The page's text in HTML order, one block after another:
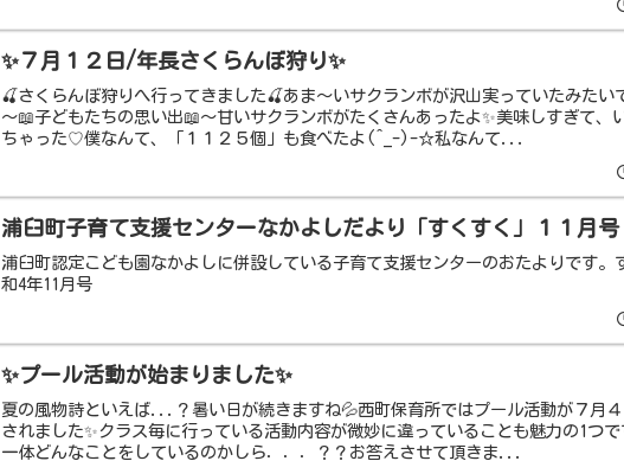
✨７月１２日/年長さくらんぼ狩り✨
🍒さくらんぼ狩りへ行ってきました🍒あま～いサクランボが沢山実っていたみた
～📖子どもたちの思い出📖～甘いサクランボがたくさんあったよ✨美味しすぎて、
ちゃった♡僕なんて、「１１２５個」も食べたよ(^_-)-☆私なんて...
浦臼町子育て支援センターなかよしだより「すくすく」１１月号
浦臼町認定こども園なかよしに併設している子育て支援センターのおたよりです
和4年11月号
✨プール活動が始まりました✨
夏の風物詩といえば...？暑い日が続きますね💦西町保育所ではプール活動が７月
されました✨クラス毎に行っている活動内容が微妙に違っていることも魅力の1つ
一体どんなことをしているのかしら．．．？？お答えさせて頂きま...